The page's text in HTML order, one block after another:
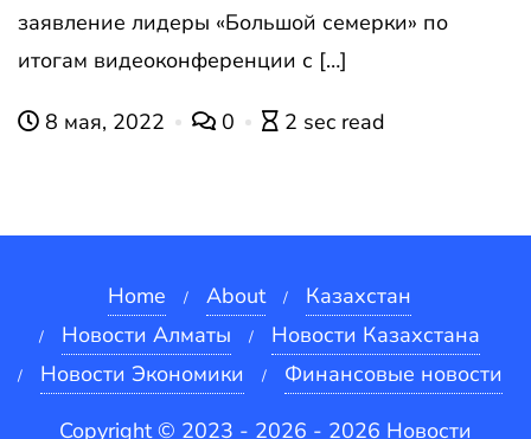
заявление лидеры «Большой семерки» по
итогам видеоконференции с […]
8 мая, 2022 0 2 sec read
Home About
Казахстан
Новости Алматы
Новости Казахстана
Новости Экономики
Финансовые новости
Copyright © 2023 - 2026 - 2026 Новости